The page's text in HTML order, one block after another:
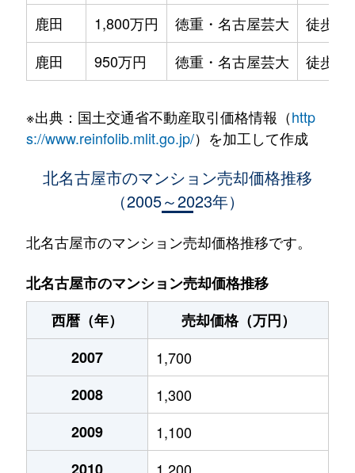
鹿田
1,800万円 徳重・名古屋芸大
徒歩9
鹿田
950万円 徳重・名古屋芸大 徒歩8
※出典：国土交通省不動産取引価格情報（http
s://www.reinfolib.mlit.go.jp/）を加工して作成
北名古屋市のマンション売却価格推移
（2005～2023年）
北名古屋市のマンション売却価格推移です。
北名古屋市のマンション売却価格推移
西暦（年）
売却価格（万円）
2007
1,700
2008
1,300
2009
1,100
2010
1,200